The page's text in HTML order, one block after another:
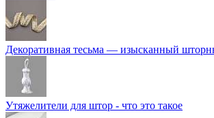
Декоративная тесьма — изысканный
Утяжелители для штор - что это такое